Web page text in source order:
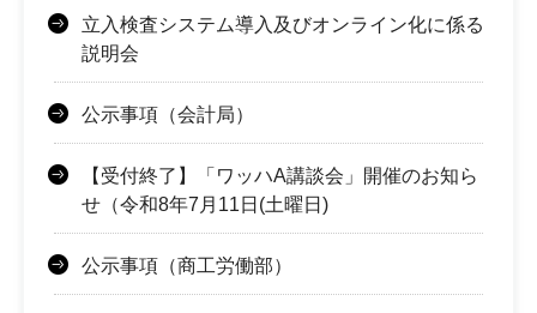
立入検査システム導入及びオンライン化に係る
説明会
公示事項（会計局）
【受付終了】「ワッハA講談会」開催のお知ら
せ（令和8年7月11日(土曜日)
公示事項（商工労働部）